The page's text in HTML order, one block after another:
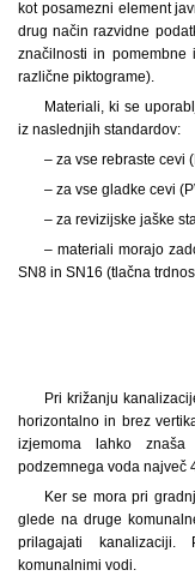
kot posamezni element
drug način razvidne
značilnosti in pomembne
različne piktograme).
Materiali, ki se
iz naslednjih standardov:
– za vse rebraste cevi
– za vse gladke cevi
– za revizijske jaške
– materiali morajo
SN8 in SN16 (tlačna
Pri križanju
horizontalno in brez
izjemoma lahko
podzemnega voda največ
Ker se mora pri
glede na druge
prilagajati kanalizaciji.
komunalnimi vodi.